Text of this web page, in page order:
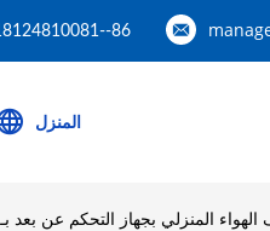
86--18124810081
المنزل
المنزلي بجهاز التحكم عن بعد بـ واي فاي 195 واط للحيوانات